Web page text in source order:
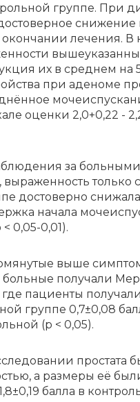
груп­пе.
окончании лечения.
их в среднем на
при аденоме
оценки 2,0+0,22 -
за
до­сто­вер­но
начала
0,05-0,01).
вы­ше
по­лу­ча­ли
пациенты
группе 0,7±0,08
(p < 0,05).
про­ста­та
а раз­ме­ры её
бал­ла в